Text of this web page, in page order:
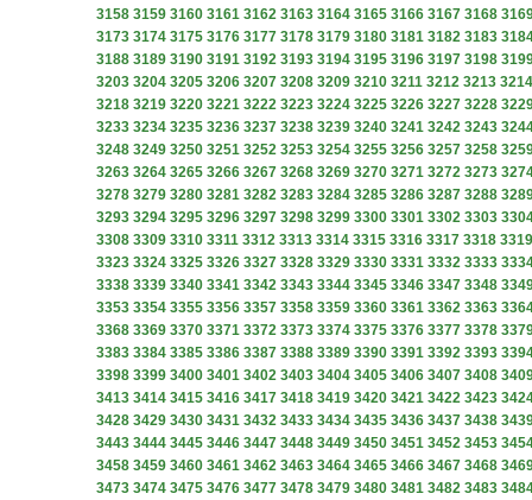
3158 3159 3160 3161 3162 3163 3164 3165 3166 3167 3168
3173 3174 3175 3176 3177 3178 3179 3180 3181 3182 3183
3188 3189 3190 3191 3192 3193 3194 3195 3196 3197 3198
3203 3204 3205 3206 3207 3208 3209 3210 3211 3212 3213 3214
3218 3219 3220 3221 3222 3223 3224 3225 3226 3227 3228
3233 3234 3235 3236 3237 3238 3239 3240 3241 3242 3243
3248 3249 3250 3251 3252 3253 3254 3255 3256 3257 3258
3263 3264 3265 3266 3267 3268 3269 3270 3271 3272 3273
3278 3279 3280 3281 3282 3283 3284 3285 3286 3287 3288
3293 3294 3295 3296 3297 3298 3299 3300 3301 3302 3303
3308 3309 3310 3311 3312 3313 3314 3315 3316 3317 3318 3319
3323 3324 3325 3326 3327 3328 3329 3330 3331 3332 3333
3338 3339 3340 3341 3342 3343 3344 3345 3346 3347 3348
3353 3354 3355 3356 3357 3358 3359 3360 3361 3362 3363
3368 3369 3370 3371 3372 3373 3374 3375 3376 3377 3378
3383 3384 3385 3386 3387 3388 3389 3390 3391 3392 3393
3398 3399 3400 3401 3402 3403 3404 3405 3406 3407 3408
3413 3414 3415 3416 3417 3418 3419 3420 3421 3422 3423
3428 3429 3430 3431 3432 3433 3434 3435 3436 3437 3438
3443 3444 3445 3446 3447 3448 3449 3450 3451 3452 3453
3458 3459 3460 3461 3462 3463 3464 3465 3466 3467 3468
3473 3474 3475 3476 3477 3478 3479 3480 3481 3482 3483